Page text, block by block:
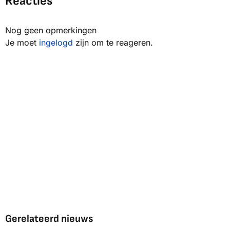
Nog geen opmerkingen
Je moet ingelogd zijn om te reageren.
Gerelateerd nieuws